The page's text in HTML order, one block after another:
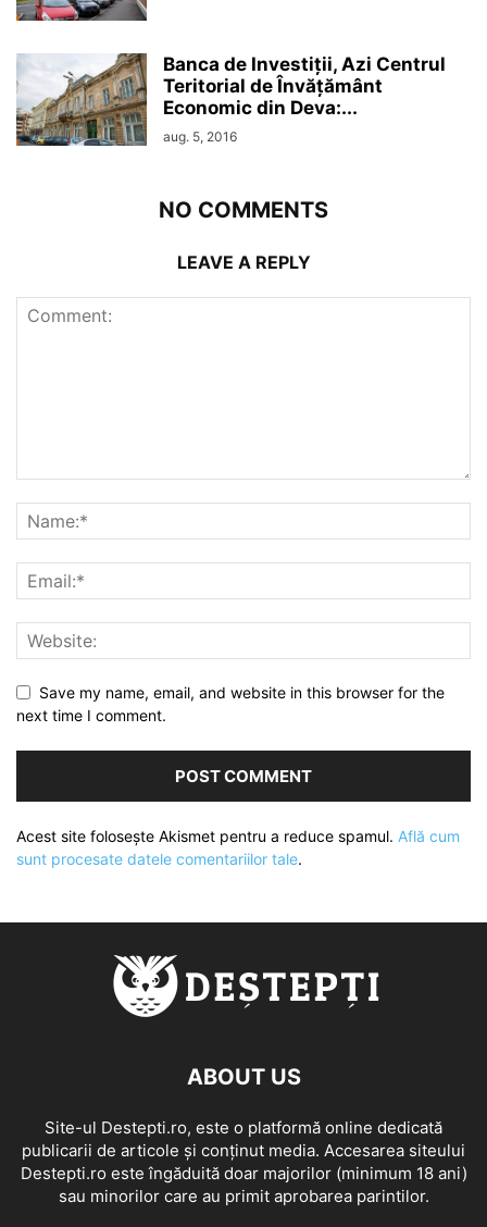
Banca de Investiții, Azi Centrul
Teritorial de Învățământ
Economic din Deva:...
aug. 5, 2016
NO COMMENTS
LEAVE A REPLY
Save my name, email, and website in this browser for the
next time I comment.
Acest site folosește Akismet pentru a reduce spamul. Află cum
sunt procesate datele comentariilor tale.
ABOUT US
Site-ul Destepti.ro, este o platformă online dedicată
publicarii de articole și conținut media. Accesarea siteului
Destepti.ro este îngăduită doar majorilor (minimum 18 ani)
sau minorilor care au primit aprobarea parintilor.